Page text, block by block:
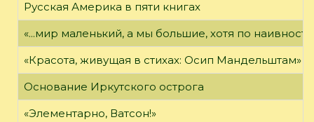
Русская Америка в пяти книгах
«...мир маленький, а мы большие, хотя по
«Красота, живущая в стихах: Осип Мандельштам»
Основание Иркутского острога
«Элементарно, Ватсон!»